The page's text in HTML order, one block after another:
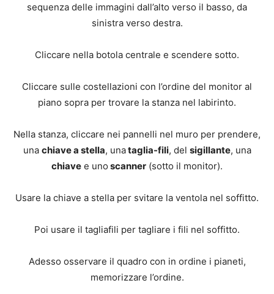
sequenza delle immagini dall’alto verso il basso, da
sinistra verso destra.
Cliccare nella botola centrale e scendere sotto.
Cliccare sulle costellazioni con l’ordine del monitor al
piano sopra per trovare la stanza nel labirinto.
Nella stanza, cliccare nei pannelli nel muro per prendere,
una chiave a stella, unataglia-fili, del sigillante, una
chiave e uno scanner (sotto il monitor).
Usare la chiave a stella per svitare la ventola nel soffitto.
Poi usare il tagliafili per tagliare i fili nel soffitto.
Adesso osservare il quadro con in ordine i pianeti,
memorizzare l’ordine.